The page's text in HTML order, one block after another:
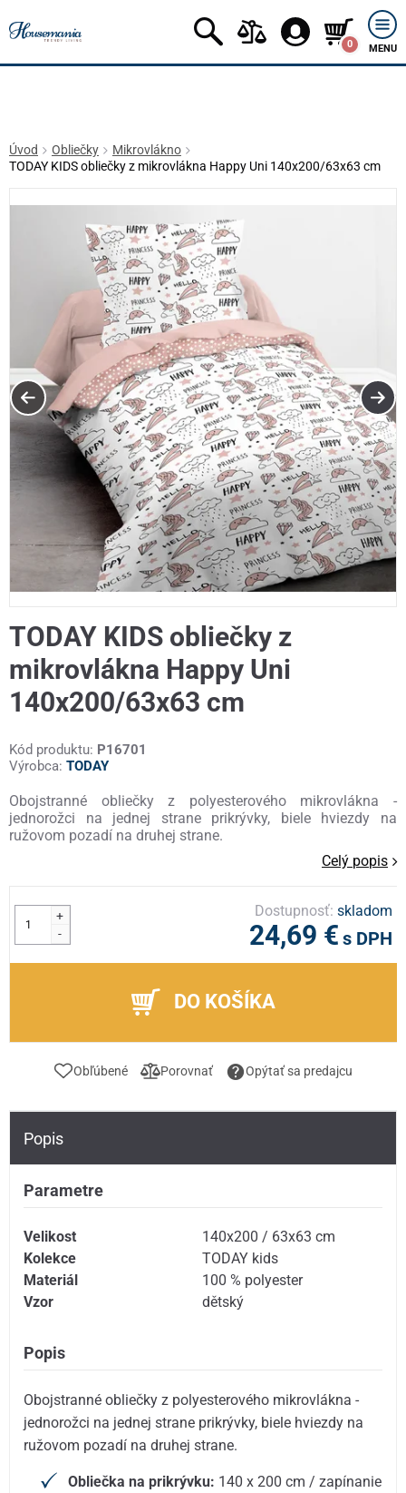
0 MENU
Úvod Obliečky
Mikrovlákno
TODAY KIDS obliečky z mikrovlákna Happy Uni 140x200/63x63 cm
TODAY KIDS obliečky z
mikrovlákna Happy Uni
140x200/63x63 cm
Kód produktu: P16701
Výrobca: TODAY
Obojstranné obliečky z polyesterového mikrovlákna -
jednorožci na jednej strane prikrývky, biele hviezdy na
ružovom pozadí na druhej strane.
Celý popis
+
-
Dostupnosť:skladom
24,69 € s DPH
DO KOŠÍKA
Obľúbené Porovnať Opýtať sa predajcu
Popis
Parametre
Velikost
140x200 / 63x63 cm
Kolekce
TODAY kids
Materiál
100 % polyester
Vzor
dětský
Popis
Obojstranné obliečky z polyesterového mikrovlákna -
jednorožci na jednej strane prikrývky, biele hviezdy na
ružovom pozadí na druhej strane.
Obliečka na prikrývku: 140 x 200 cm / zapínanie